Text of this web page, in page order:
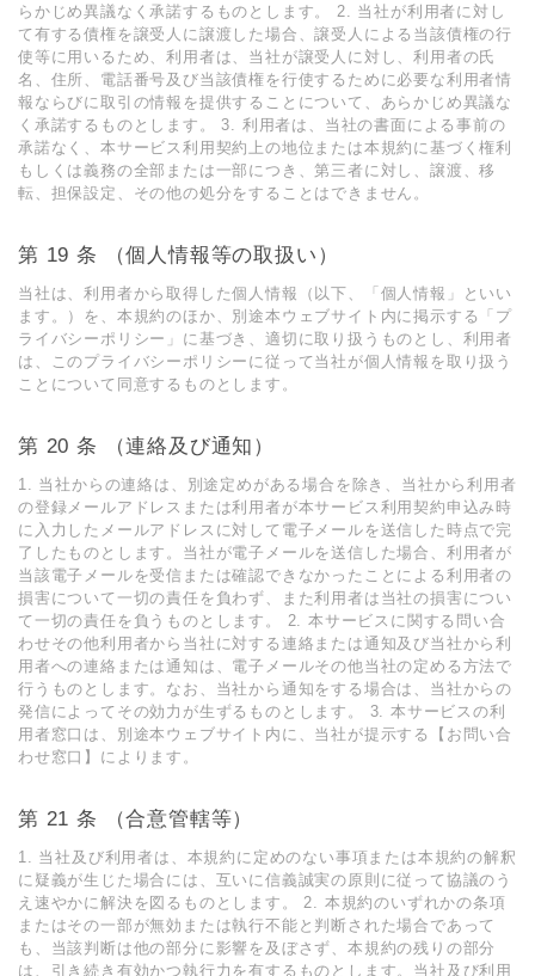
らかじめ異議なく承諾するものとします。 2. 当社が利⽤者に対し
て有する債権を譲受⼈に譲渡した場合、譲受⼈による当該債権の⾏
使等に⽤いるため、利⽤者は、当社が譲受⼈に対し、利⽤者の⽒
名、住所、電話番号及び当該債権を⾏使するために必要な利⽤者情
報ならびに取引の情報を提供することについて、あらかじめ異議な
く承諾するものとします。 3. 利⽤者は、当社の書⾯による事前の
承諾なく、本サービス利⽤契約上の地位または本規約に基づく権利
もしくは義務の全部または⼀部につき、第三者に対し、譲渡、移
転、担保設定、その他の処分をすることはできません。
第 19 条 （個⼈情報等の取扱い）
当社は、利⽤者から取得した個⼈情報（以下、「個⼈情報」といい
ます。）を、本規約のほか、別途本ウェブサイト内に掲⽰する「プ
ライバシーポリシー」に基づき、適切に取り扱うものとし、利⽤者
は、このプライバシーポリシーに従って当社が個⼈情報を取り扱う
ことについて同意するものとします。
第 20 条 （連絡及び通知）
1. 当社からの連絡は、別途定めがある場合を除き、当社から利⽤者
の登録メールアドレスまたは利⽤者が本サービス利⽤契約申込み時
に⼊⼒したメールアドレスに対して電⼦メールを送信した時点で完
了したものとします。当社が電⼦メールを送信した場合、利⽤者が
当該電⼦メールを受信または確認できなかったことによる利⽤者の
損害について⼀切の責任を負わず、また利⽤者は当社の損害につい
て⼀切の責任を負うものとします。 2. 本サービスに関する問い合
わせその他利⽤者から当社に対する連絡または通知及び当社から利
⽤者への連絡または通知は、電⼦メールその他当社の定める⽅法で
⾏うものとします。なお、当社から通知をする場合は、当社からの
発信によってその効⼒が⽣ずるものとします。 3. 本サービスの利
⽤者窓⼝は、別途本ウェブサイト内に、当社が提⽰する【お問い合
わせ窓⼝】によります。
第 21 条 （合意管轄等）
1. 当社及び利⽤者は、本規約に定めのない事項または本規約の解釈
に疑義が⽣じた場合には、互いに信義誠実の原則に従って協議のう
え速やかに解決を図るものとします。 2. 本規約のいずれかの条項
またはその⼀部が無効または執⾏不能と判断された場合であって
も、当該判断は他の部分に影響を及ぼさず、本規約の残りの部分
は、引き続き有効かつ執⾏⼒を有するものとします。当社及び利⽤